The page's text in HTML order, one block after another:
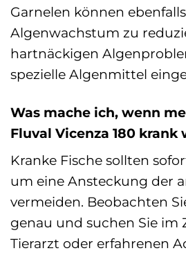
Garnelen können
Algenwachstum zu
hartnäckigen
spezielle Algenmittel
Was mache ich, wenn
Fluval Vicenza 180 krank
Kranke Fische sollten
um eine Ansteckung der
vermeiden. Beobachten
genau und suchen Sie im
Tierarzt oder erfahrenen